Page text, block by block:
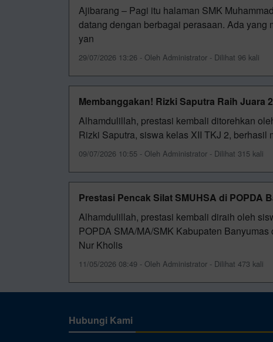
Ajibarang – Pagi itu halaman SMK
datang dengan berbagai perasaan. Ada
yan
29/07/2026 13:26 - Oleh Administrator - Dilihat 96 kali
Membanggakan! Rizki Saputra Raih Juara
Alhamdulillah, prestasi kembali ditorehkan
Rizki Saputra, siswa kelas XII TKJ 2, berhasil
09/07/2026 10:55 - Oleh Administrator - Dilihat 315 kali
Prestasi Pencak Silat SMUHSA di POPDA
Alhamdulillah, prestasi kembali diraih oleh
POPDA SMA/MA/SMK Kabupaten
Nur Kholis
11/05/2026 08:49 - Oleh Administrator - Dilihat 473 kali
Hubungi Kami